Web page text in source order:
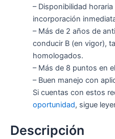
– Disponibilidad
incorporación
– Más de 2 años de
conducir B (en vigor),
homologados.
– Más de 8 puntos en
– Buen manejo con
Si cuentas con estos
oportunidad, sigue
Descripción